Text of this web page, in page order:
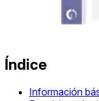
Índice
Información